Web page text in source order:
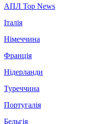
АПЛ Top News
Італія
Німеччина
Франція
Нідерланди
Туреччина
Португалія
Бельгія